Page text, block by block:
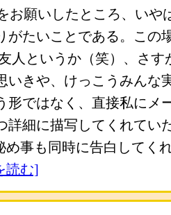
お願いしたところ、いや
がたいことである。この
人というか（笑）、さ
いきや、けっこうみんな
形ではなく、直接私にメ
詳細に描写してくれてい
事も同時に告白してく
読む]